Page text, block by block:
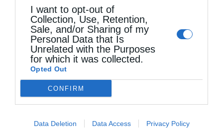
I want to opt-out of
Collection, Use, Retention,
Sale, and/or Sharing of my
Personal Data that Is
Unrelated with the Purposes
for which it was collected.
Opted Out
CONFIRM
Data Deletion Data Access Privacy Policy
Δημητριάδος Ιγνάτιος: «Η Παναγία μας δείχνει
τον δρόμο της ταπείνωσης και της σιωπής»
(ΦΩΤΟ)
Η εορτή της Μεταμορφώσεως του Σωτήρος σε